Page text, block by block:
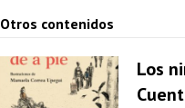
Otros contenidos
Los